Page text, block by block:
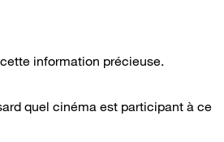
information précieuse.
quel cinéma est participant à ce